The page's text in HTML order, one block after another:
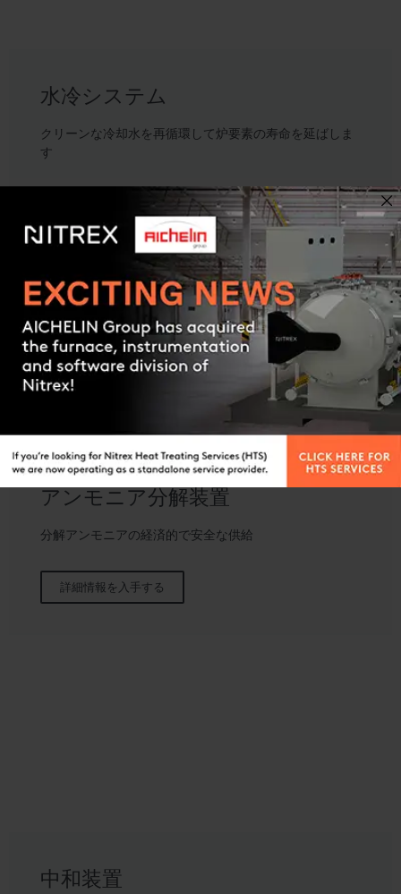
水冷システム
クリーンな冷却水を再循環して炉要素の寿命を延ばしま
す
詳細情報を入手する
アンモニア分解装置
分解アンモニアの経済的で安全な供給
詳細情報を入手する
中和装置
Contact us